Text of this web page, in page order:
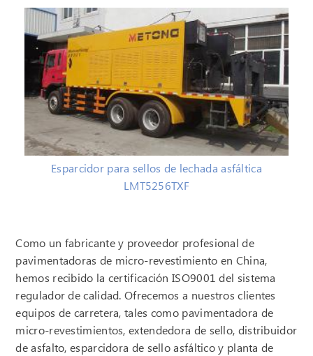
Esparcidor para sellos de lechada asfáltica
LMT5256TXF
Como un fabricante y proveedor profesional de
pavimentadoras de micro-revestimiento en China,
hemos recibido la certificación ISO9001 del sistema
regulador de calidad. Ofrecemos a nuestros clientes
equipos de carretera, tales como pavimentadora de
micro-revestimientos, extendedora de sello, distribuidor
de asfalto, esparcidora de sello asfáltico y planta de